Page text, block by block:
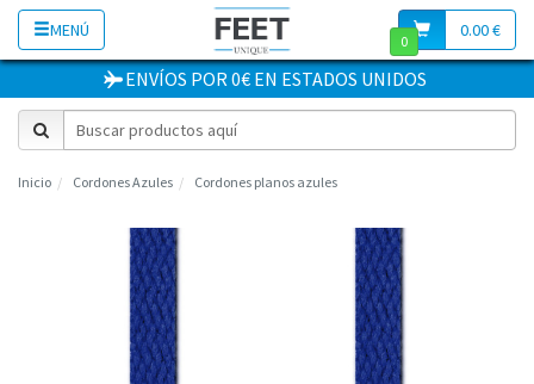
MENÚ 0.00 €
0
ENVÍOS POR 0€ EN ESTADOS UNIDOS
Inicio Cordones Azules Cordones planos azules
Previous